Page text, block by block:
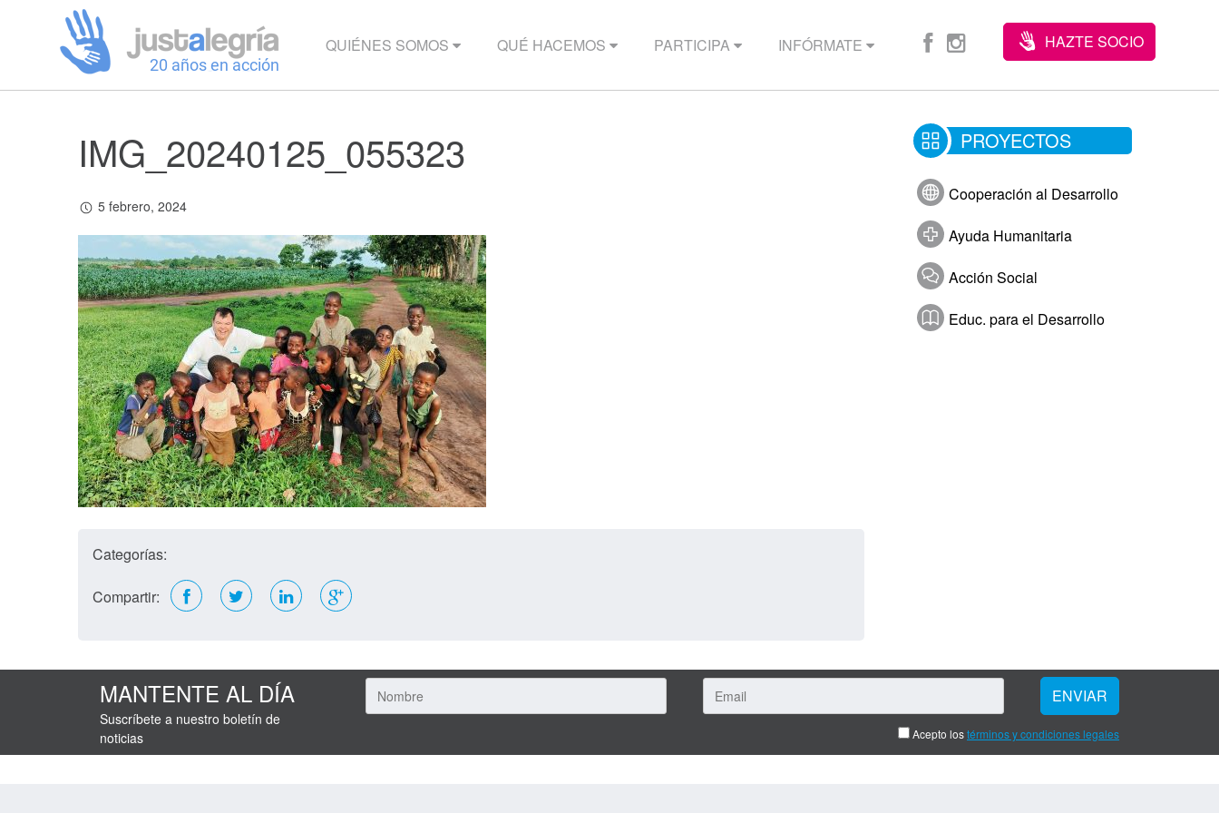
QUIÉNES SOMOS QUÉ HACEMOS PARTICIPA INFÓRMATE HAZTE SOCIO
IMG_20240125_055323
5 febrero, 2024
Categorías:
Compartir:
PROYECTOS
Cooperación al Desarrollo
Ayuda Humanitaria
Acción Social
Educ. para el Desarrollo
MANTENTE AL DÍA
Suscríbete a nuestro boletín de
noticias
Acepto lostérminos y condiciones legales